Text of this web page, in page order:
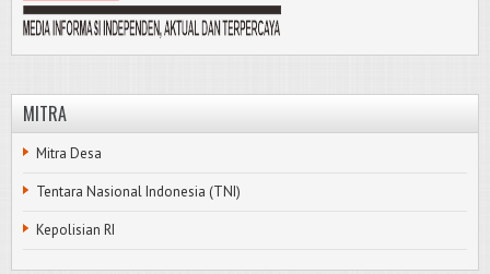
MITRA
Mitra Desa
Tentara Nasional Indonesia (TNI)
Kepolisian RI